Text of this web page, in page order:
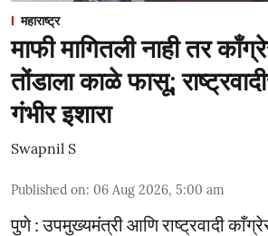
महाराष्ट्र
माफी मागितली नाही तर
तोंडाला काळे फासू;
गंभीर इशारा
Swapnil S
Published on: 06 Aug 2026, 5:00 am
पुणे : उपमुख्यमंत्री आणि राष्ट्रवादी